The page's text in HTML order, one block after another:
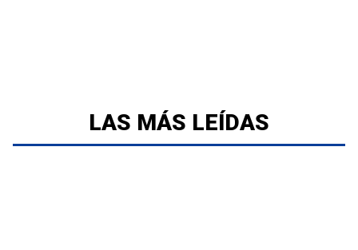
LAS MÁS LEÍDAS